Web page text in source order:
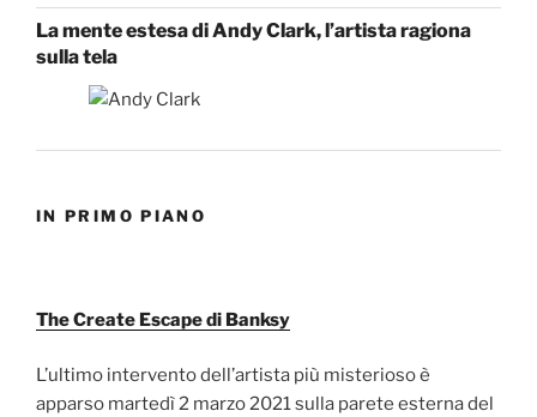
La mente estesa di Andy Clark, l’artista ragiona
sulla tela
IN PRIMO PIANO
The Create Escape di Banksy
L’ultimo intervento dell’artista più misterioso è
apparso martedì 2 marzo 2021 sulla parete esterna del